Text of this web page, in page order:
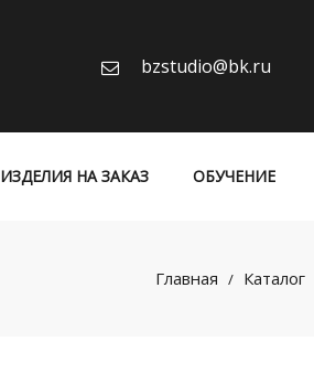
bzstudio@bk.ru
ИЗДЕЛИЯ НА ЗАКАЗ ОБУЧЕНИЕ
Главная / Каталог